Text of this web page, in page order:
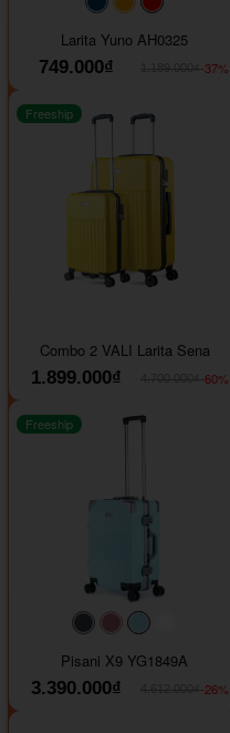
#093f69#ffa500
Larita Yuno AH0325
749.000₫
-37%
Freeship
Combo 2 VALI Larita Sena
1.899.000₫
-60%
#40454a#b76e79
Freeship
Pisani X9 YG1849A
3.390.000₫
-26%